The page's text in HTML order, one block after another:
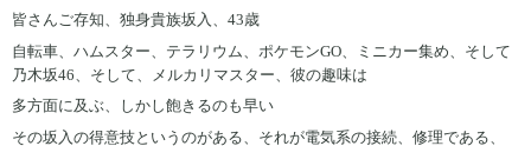
皆さんご存知、独身貴族坂入、43歳
自転車、ハムスター、テラリウム、ポケモンGO、ミニカー集め、そして
乃木坂46、そして、メルカリマスター、彼の趣味は
多方面に及ぶ、しかし飽きるのも早い
その坂入の得意技というのがある、それが電気系の接続、修理である、